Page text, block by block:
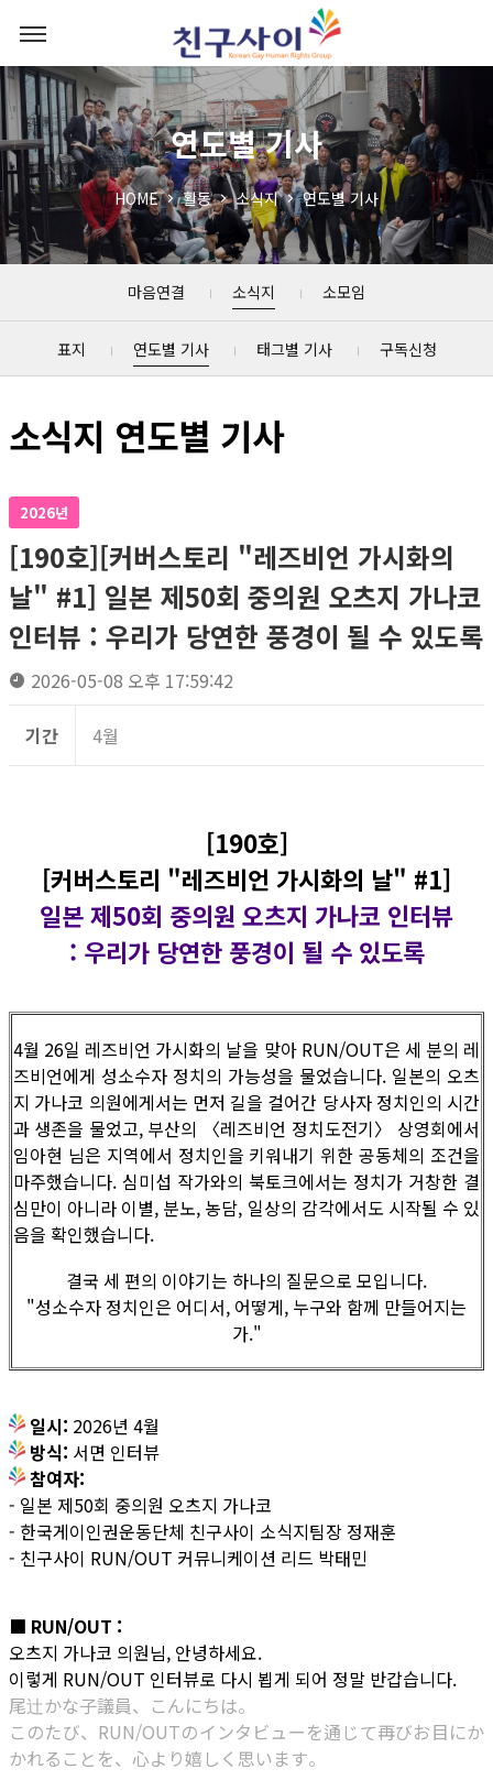
연도별 기사
HOME 활동 소식지 연도별 기사
마음연결 소식지 소모임
표지 연도별 기사 태그별 기사 구독신청
소식지 연도별 기사
2026년
[190호][커버스토리 "레즈비언 가시화의
날" #1] 일본 제50회 중의원 오츠지 가나코
인터뷰 : 우리가 당연한 풍경이 될 수 있도록
2026-05-08 오후 17:59:42
기간 4월
[190호]
[커버스토리 "레즈비언 가시화의 날" #1]
일본 제50회 중의원 오츠지 가나코 인터뷰
: 우리가 당연한 풍경이 될 수 있도록
4월 26일 레즈비언 가시화의 날을 맞아 RUN/OUT은 세 분의 레
즈비언에게 성소수자 정치의 가능성을 물었습니다. 일본의 오츠
지 가나코 의원에게서는 먼저 길을 걸어간 당사자 정치인의 시간
과 생존을 물었고, 부산의 〈레즈비언 정치도전기〉 상영회에서
임아현 님은 지역에서 정치인을 키워내기 위한 공동체의 조건을
마주했습니다. 심미섭 작가와의 북토크에서는 정치가 거창한 결
심만이 아니라 이별, 분노, 농담, 일상의 감각에서도 시작될 수 있
음을 확인했습니다.
결국 세 편의 이야기는 하나의 질문으로 모입니다.
"성소수자 정치인은 어디서, 어떻게, 누구와 함께 만들어지는
가."
일시: 2026년 4월
방식: 서면 인터뷰
참여자:
- 일본 제50회 중의원 오츠지 가나코
- 한국게이인권운동단체 친구사이 소식지팀장 정재훈
- 친구사이 RUN/OUT 커뮤니케이션 리드 박태민
■ RUN/OUT :
오츠지 가나코 의원님, 안녕하세요.
이렇게 RUN/OUT 인터뷰로 다시 뵙게 되어 정말 반갑습니다.
尾辻かな子議員、こんにちは。
このたび、RUN/OUTのインタビューを通じて再びお目にか
かれることを、心より嬉しく思います。